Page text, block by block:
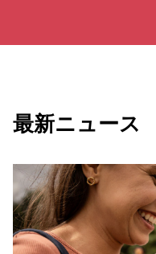
最新ニュース